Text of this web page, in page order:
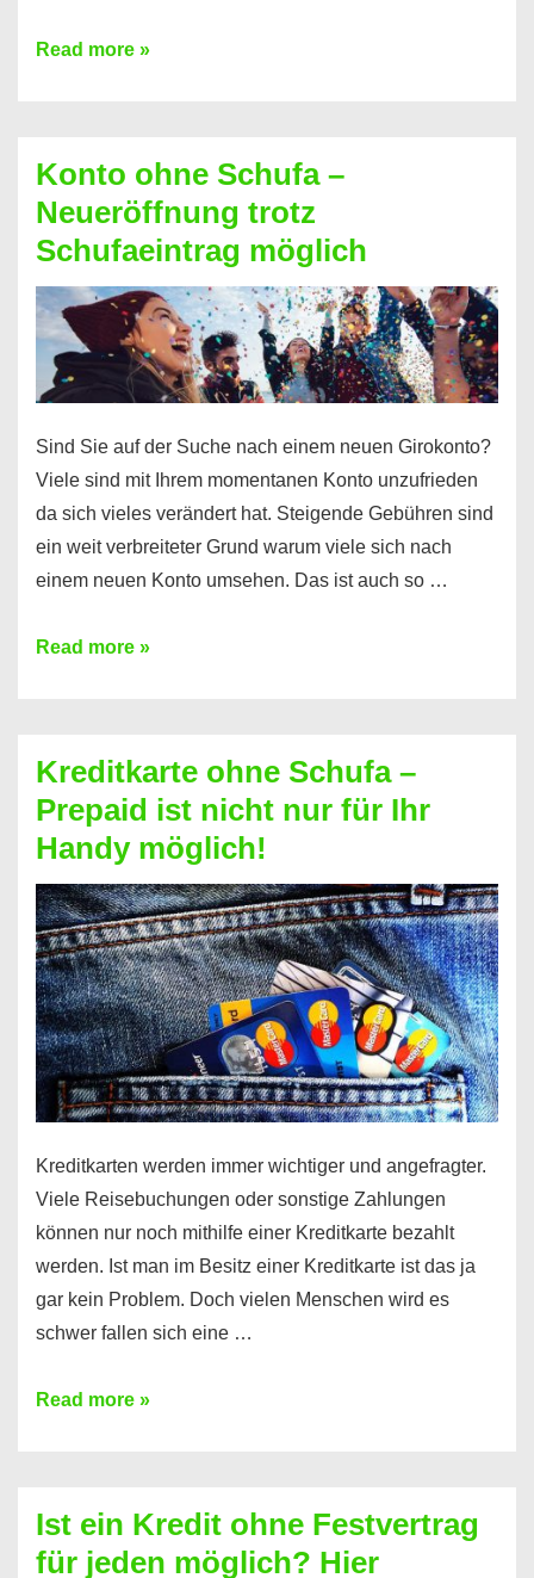
Mit
Sie
einen
Kredit
ohne
Einkommensnachweis
Read more »
Konto ohne Schufa –
Neueröffnung trotz
Schufaeintrag möglich
Sind Sie auf der Suche nach einem neuen Girokonto?
Viele sind mit Ihrem momentanen Konto unzufrieden
da sich vieles verändert hat. Steigende Gebühren sind
ein weit verbreiteter Grund warum viele sich nach
einem neuen Konto umsehen. Das ist auch so …
Konto
Neueröffnung
trotz
Schufaeintrag
möglich
Read more »
Kreditkarte ohne Schufa –
Prepaid ist nicht nur für Ihr
Handy möglich!
Kreditkarten werden immer wichtiger und angefragter.
Viele Reisebuchungen oder sonstige Zahlungen
können nur noch mithilfe einer Kreditkarte bezahlt
werden. Ist man im Besitz einer Kreditkarte ist das ja
gar kein Problem. Doch vielen Menschen wird es
schwer fallen sich eine …
Kreditkarte
Prepaid
ist
Read more »
Ist ein Kredit ohne Festvertrag
für jeden möglich? Hier